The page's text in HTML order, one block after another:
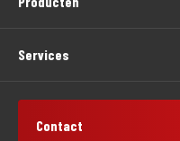
Services
Contact